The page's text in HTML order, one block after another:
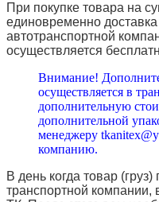
При покупке товара на
единовременно
автотранспортной
осуществляется
Внимание!
осуществляется в
дополнительную
дополнительной
менеджеру
компанию.
В день когда товар
транспортной